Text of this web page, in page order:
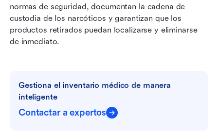
normas de seguridad, documentan la cadena de
custodia de los narcóticos y garantizan que los
productos retirados puedan localizarse y eliminarse
de inmediato.
Gestiona el inventario médico de manera
inteligente
Contactar a expertos